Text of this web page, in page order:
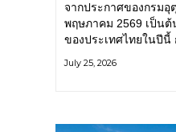
จากประกาศของกรม
พฤษภาคม 2569 เป็นต้
ของประเทศไทยในปีนี้
โครงสร้างพื้นฐาน
July 25, 2026